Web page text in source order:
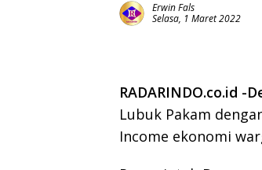
Erwin Fals
Selasa, 1 Maret 2022
RADARINDO.co.id -
Lubuk Pakam
Income ekonomi